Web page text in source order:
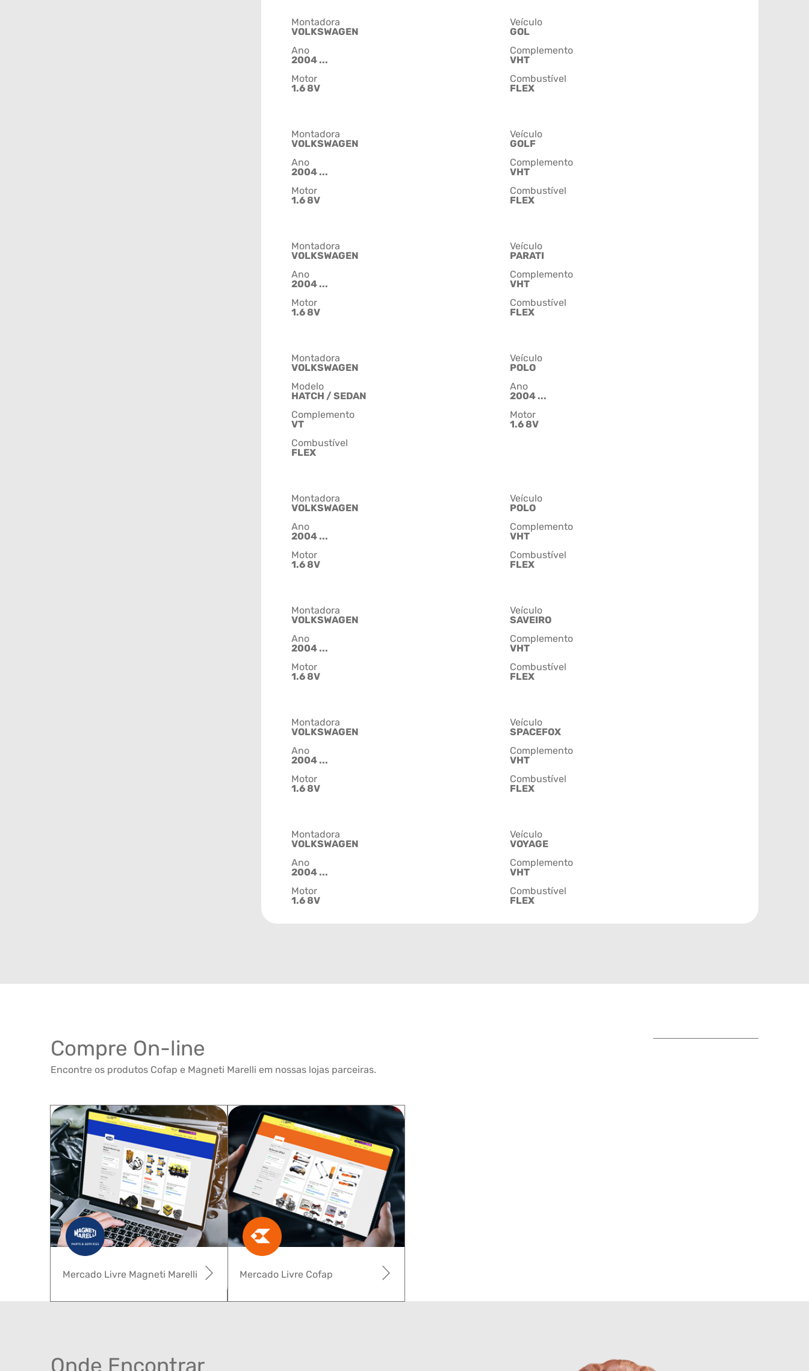
Montadora
VOLKSWAGEN
Veículo
GOL
Ano
2004 ...
Complemento
VHT
Motor
1.6 8V
Combustível
FLEX
Montadora
VOLKSWAGEN
Veículo
GOLF
Ano
2004 ...
Complemento
VHT
Motor
1.6 8V
Combustível
FLEX
Montadora
VOLKSWAGEN
Veículo
PARATI
Ano
2004 ...
Complemento
VHT
Motor
1.6 8V
Combustível
FLEX
Montadora
VOLKSWAGEN
Veículo
POLO
Modelo
HATCH / SEDAN
Ano
2004 ...
Complemento
VT
Motor
1.6 8V
Combustível
FLEX
Montadora
VOLKSWAGEN
Veículo
POLO
Ano
2004 ...
Complemento
VHT
Motor
1.6 8V
Combustível
FLEX
Montadora
VOLKSWAGEN
Veículo
SAVEIRO
Ano
2004 ...
Complemento
VHT
Motor
1.6 8V
Combustível
FLEX
Montadora
VOLKSWAGEN
Veículo
SPACEFOX
Ano
2004 ...
Complemento
VHT
Motor
1.6 8V
Combustível
FLEX
Montadora
VOLKSWAGEN
Veículo
VOYAGE
Ano
2004 ...
Complemento
VHT
Motor
1.6 8V
Combustível
FLEX
Compre On-line
Encontre os produtos Cofap e Magneti Marelli em nossas lojas parceiras.
Mercado Livre Cofap
Mercado Livre Magneti Marelli
Onde Encontrar